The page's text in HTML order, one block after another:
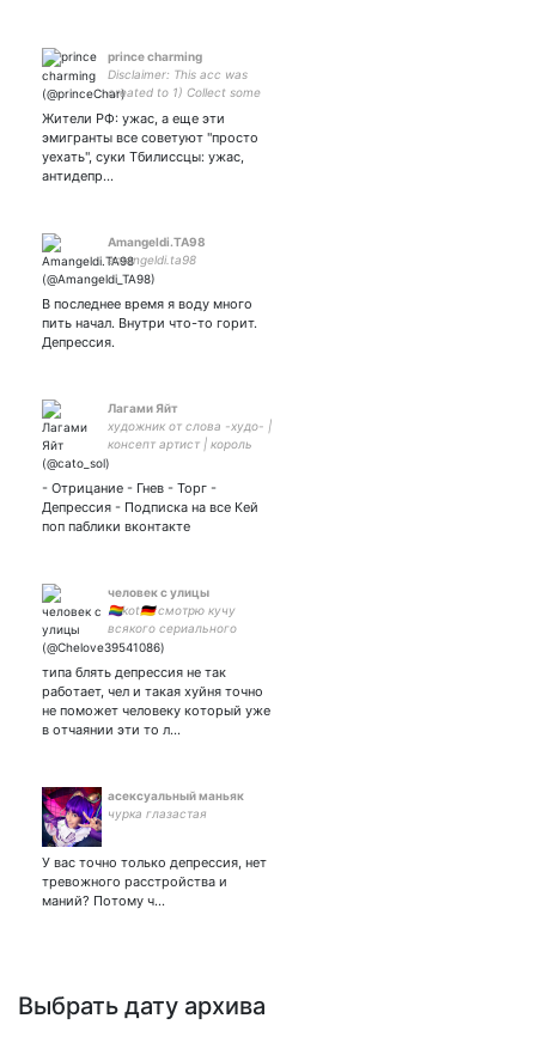
prince charming
Disclaimer: This acc was
created to 1) Collect some
fintwit insights 2) Russian
opposition political shitpost
The chance it is relevant to
your interest is low
Жители РФ: ужас, а еще эти
эмигранты все советуют "просто
уехать", суки Тбилиссцы: ужас,
антидепр…
Amangeldi.TA98
amangeldi.ta98
В последнее время я воду много
пить начал. Внутри что-то горит.
Депрессия.
Лагами Яйт
художник от слова -худо- |
консепт артист | король
мемосов | дед инсайд и
- Отрицание - Гнев - Торг -
Депрессия - Подписка на все Кей
поп паблики вконтакте
человек с улицы
🏳‍🌈kot🇩🇪 смотрю кучу
всякого сериального
контента, поклоняюсь
сообщить/ в кр играю☺🙏
кэти макграт, джоди комер
- 🛐🛐🛐
типа блять депрессия не так
работает, чел и такая хуйня точно
не поможет человеку который уже
в отчаянии эти то л…
асексуальный маньяк
чурка глазастая
У вас точно только депрессия, нет
тревожного расстройства и
маний? Потому ч…
Выбрать дату архива